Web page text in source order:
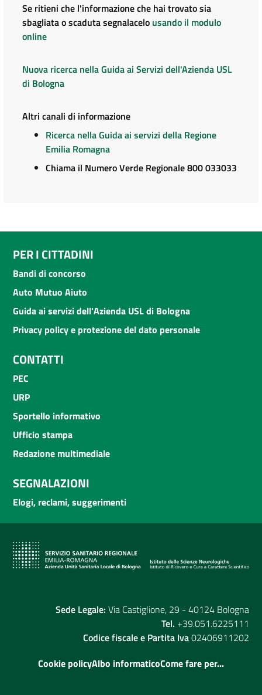
Se ritieni che l'informazione che hai trovato sia
sbagliata o scaduta segnalacelo usando il modulo
online
Nuova ricerca nella Guida ai Servizi dell'Azienda USL
di Bologna
Altri canali di informazione
Ricerca nella Guida ai servizi della Regione
Emilia Romagna
Chiama il Numero Verde Regionale 800 033033
PER I CITTADINI
Bandi di concorso
Auto Mutuo Aiuto
Guida ai servizi dell'Azienda USL di Bologna
Privacy policy e protezione del dato personale
CONTATTI
PEC
URP
Sportello informativo
Ufficio stampa
Redazione multimediale
SEGNALAZIONI
Elogi, reclami, suggerimenti
Sede Legale: Via Castiglione, 29 - 40124 Bologna
Tel. +39.051.6225111
Codice fiscale e Partita Iva02406911202
Cookie policyAlbo informaticoCome fare per...